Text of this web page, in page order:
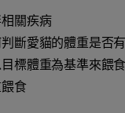
關疾病
斷愛貓的體重是否
標體重為基準來餵
食